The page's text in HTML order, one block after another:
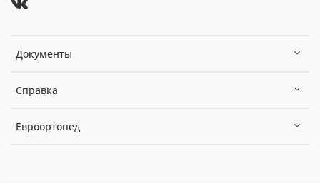
Документы
Справка
Евроортопед